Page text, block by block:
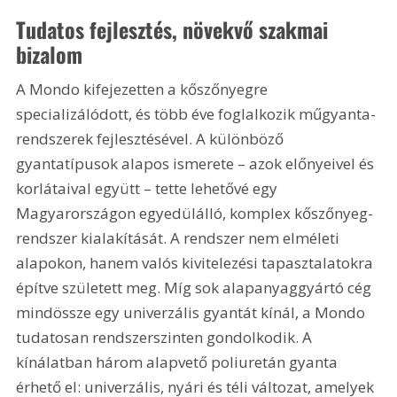
Tudatos fejlesztés, növekvő szakmai
bizalom
A Mondo kifejezetten a kőszőnyegre
specializálódott, és több éve foglalkozik műgyanta-
rendszerek fejlesztésével. A különböző
gyantatípusok alapos ismerete – azok előnyeivel és
korlátaival együtt – tette lehetővé egy
Magyarországon egyedülálló, komplex kőszőnyeg-
rendszer kialakítását. A rendszer nem elméleti
alapokon, hanem valós kivitelezési tapasztalatokra
építve született meg. Míg sok alapanyaggyártó cég
mindössze egy univerzális gyantát kínál, a Mondo
tudatosan rendszerszinten gondolkodik. A
kínálatban három alapvető poliuretán gyanta
érhető el: univerzális, nyári és téli változat, amelyek